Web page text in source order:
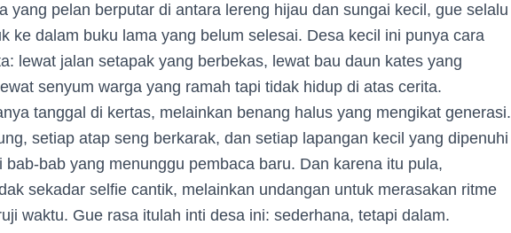
yang pelan berputar di antara lereng hijau dan sungai kecil, gue selalu
ke dalam buku lama yang belum selesai. Desa kecil ini punya cara
lewat jalan setapak yang berbekas, lewat bau daun kates yang
senyum warga yang ramah tapi tidak hidup di atas cerita.
tanggal di kertas, melainkan benang halus yang mengikat generasi.
setiap atap seng berkarak, dan setiap lapangan kecil yang dipenuhi
bab-bab yang menunggu pembaca baru. Dan karena itu pula,
sekadar selfie cantik, melainkan undangan untuk merasakan ritme
waktu. Gue rasa itulah inti desa ini: sederhana, tetapi dalam.